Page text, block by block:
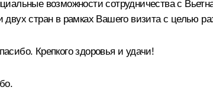
возможности сотрудничества с
двух стран в рамках Вашего визита с целью
Крепкого здоровья и удачи!